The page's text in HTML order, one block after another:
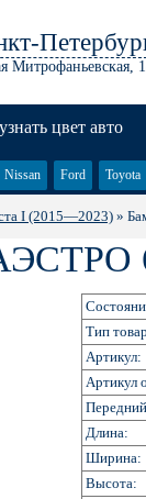
Митрофаньевская,
цвет авто
Nissan Ford Toyota
I (2015—2023)»
Тип
Артикул:
Артикул
Длина:
Ширина:
Высота: